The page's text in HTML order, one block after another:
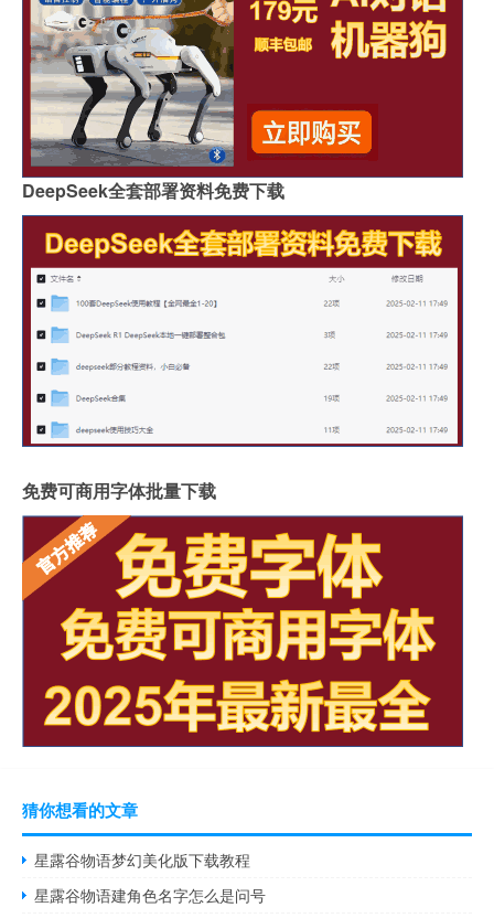
DeepSeek全套部署资料免费下载
免费可商用字体批量下载
猜你想看的文章
星露谷物语梦幻美化版下载教程
星露谷物语建角色名字怎么是问号